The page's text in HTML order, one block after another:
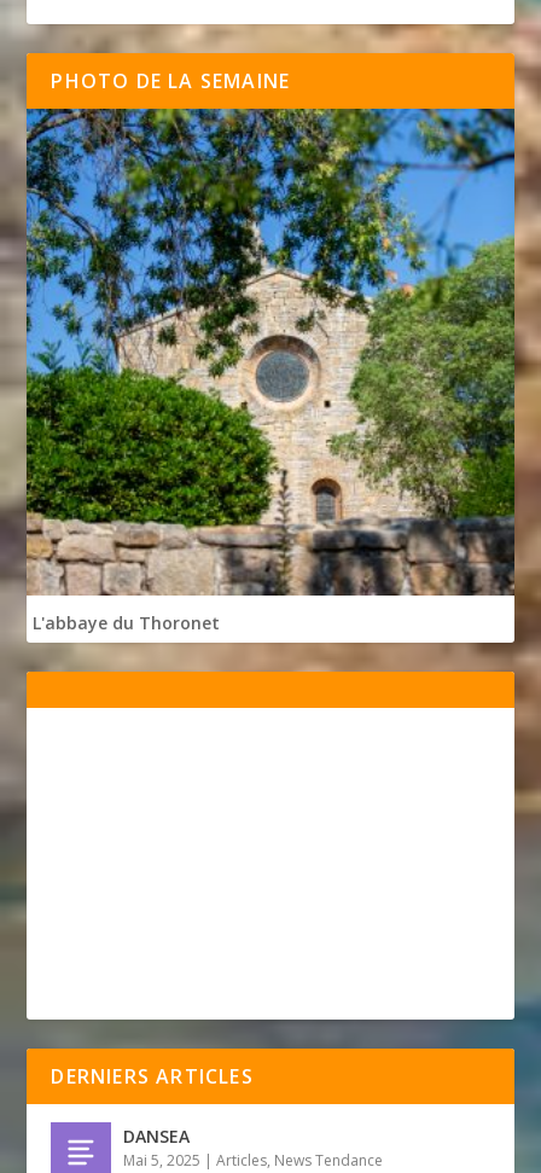
PHOTO DE LA SEMAINE
L'abbaye du Thoronet
DERNIERS ARTICLES
DANSEA
Mai 5, 2025 |Articles, News Tendance